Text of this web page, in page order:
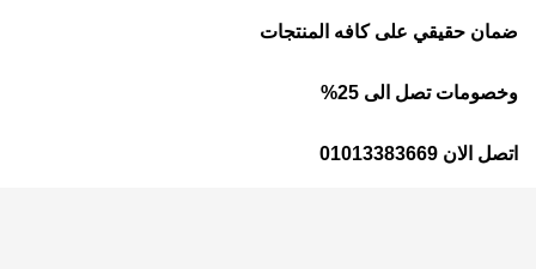
ضمان حقيقي على كافه المنتجات
وخصومات تصل الى 25%
اتصل الان 01013383669